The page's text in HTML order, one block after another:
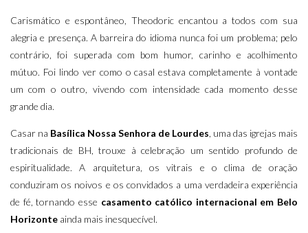
Carismático e espontâneo, Theodoric encantou a todos com sua
alegria e presença. A barreira do idioma nunca foi um problema; pelo
contrário, foi superada com bom humor, carinho e acolhimento
mútuo. Foi lindo ver como o casal estava completamente à vontade
um com o outro, vivendo com intensidade cada momento desse
grande dia.
Casar na Basílica Nossa Senhora de Lourdes, uma das igrejas mais
tradicionais de BH, trouxe à celebração um sentido profundo de
espiritualidade. A arquitetura, os vitrais e o clima de oração
conduziram os noivos e os convidados a uma verdadeira experiência
de fé, tornando esse casamento católico internacional em Belo
Horizonte ainda mais inesquecível.